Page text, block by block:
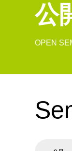
公
OPEN